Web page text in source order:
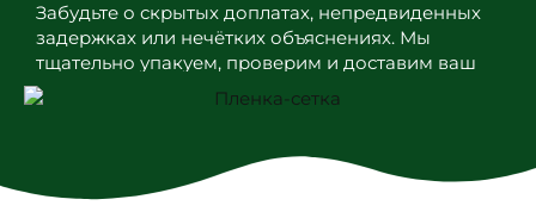
Забудьте о скрытых доплатах, непредвиденных
задержках или нечётких объяснениях. Мы
тщательно упакуем, проверим и доставим ваш
заказ в полном соответствии с достигнутыми
Понадобилась срочная поставка или
нестандартное количество? Просто позвоните
или напишите в WhatsApp — мы ответим